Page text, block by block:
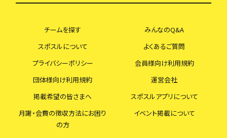
チームを探す
みんなのQ&A
スポスルについて
よくあるご質問
プライバシーポリシー
会員様向け利用規約
団体様向け利用規約
運営会社
掲載希望の皆さまへ
スポスルアプリについて
月謝・会費の徴収方法にお困り
の方
イベント掲載について